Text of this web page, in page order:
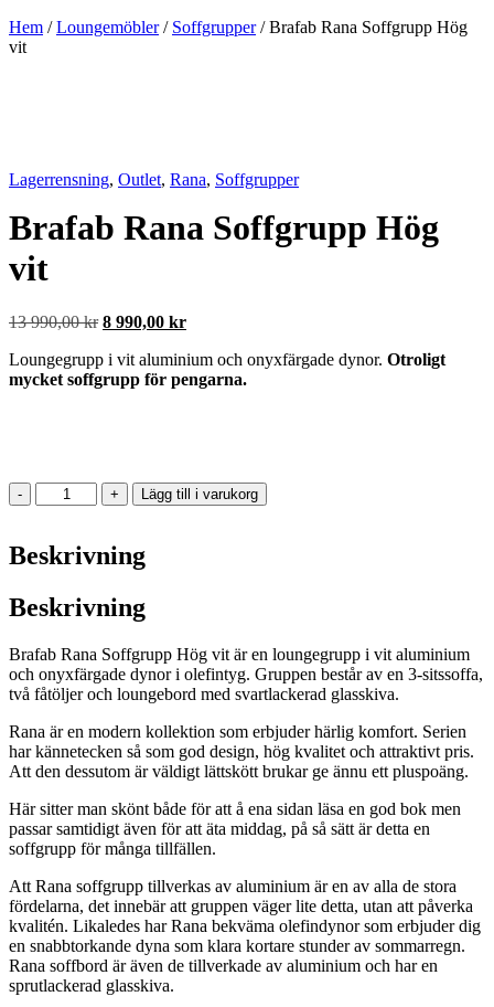
Hem /Loungemöbler/ Soffgrupper/ Brafab Rana Soffgrupp Hög
vit
Lagerrensning, Outlet, Rana, Soffgrupper
Brafab Rana Soffgrupp Hög
vit
13 990,00kr Det
priset
var:
8 990,00 krDet
priset
är:
Loungegrupp i vit aluminium och onyxfärgade dynor. Otroligt
mycket soffgrupp för pengarna.
-
Brafab
Rana
Hög
vit
+ Lägg till i varukorg
Beskrivning
Beskrivning
Brafab Rana Soffgrupp Hög vit är en loungegrupp i vit aluminium
och onyxfärgade dynor i olefintyg. Gruppen består av en 3-sitssoffa,
två fåtöljer och loungebord med svartlackerad glasskiva.
Rana är en modern kollektion som erbjuder härlig komfort. Serien
har kännetecken så som god design, hög kvalitet och attraktivt pris.
Att den dessutom är väldigt lättskött brukar ge ännu ett pluspoäng.
Här sitter man skönt både för att å ena sidan läsa en god bok men
passar samtidigt även för att äta middag, på så sätt är detta en
soffgrupp för många tillfällen.
Att Rana soffgrupp tillverkas av aluminium är en av alla de stora
fördelarna, det innebär att gruppen väger lite detta, utan att påverka
kvalitén. Likaledes har Rana bekväma olefindynor som erbjuder dig
en snabbtorkande dyna som klara kortare stunder av sommarregn.
Rana soffbord är även de tillverkade av aluminium och har en
sprutlackerad glasskiva.